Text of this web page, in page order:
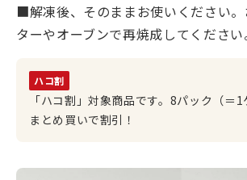
■解凍後、そのままお使いください
ターやオーブンで再焼成してください
ハコ割
「ハコ割」対象商品です。8パック（＝
まとめ買いで割引！